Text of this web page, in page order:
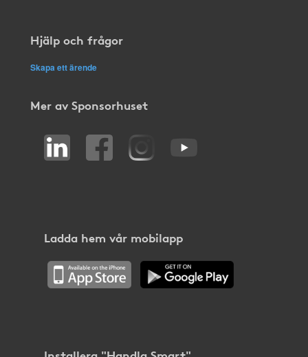
Hjälp och frågor
Skapa ett ärende
Mer av Sponsorhuset
Ladda hem vår mobilapp